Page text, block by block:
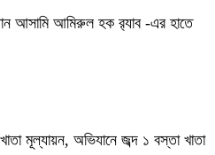
আসামি আমিরুল হক র‌্যাব -এর হাতে
মূল্যায়ন, অভিযানে জব্দ ১ বস্তা খাতা